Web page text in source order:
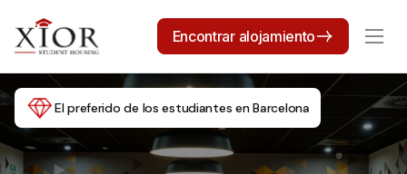
Encontrar alojamiento
El preferido de los estudiantes en Barcelona